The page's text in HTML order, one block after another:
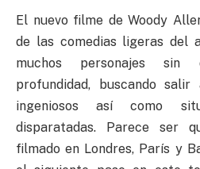
El nuevo filme de Woody
de las comedias ligeras del
muchos personajes sin
profundidad, buscando
ingeniosos así como
disparatadas. Parece ser
filmado en Londres, París y